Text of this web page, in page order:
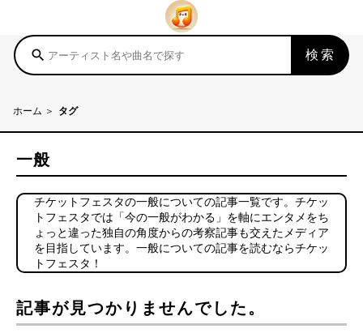
search 検索
ホーム タグ
一般
チケットフェスタの一般についての記事一覧です。チケッ
トフェスタでは「今の一般がわかる」を軸にエンタメをち
ょっと違った独自の角度からの考察記事も交えたメディア
を目指しています。一般についての記事を読むならチケッ
トフェスタ！
記事が見つかりませんでした。